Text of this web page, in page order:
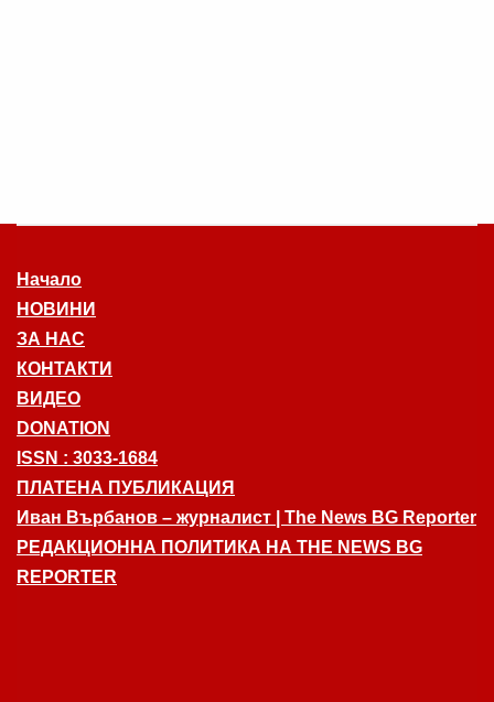
Начало
НОВИНИ
ЗА НАС
КОНТАКТИ
ВИДЕО
DONATION
ISSN : 3033-1684
ПЛАТЕНА ПУБЛИКАЦИЯ
Иван Върбанов – журналист | The News BG Reporter
РЕДАКЦИОННА ПОЛИТИКА НА THE NEWS BG
REPORTER